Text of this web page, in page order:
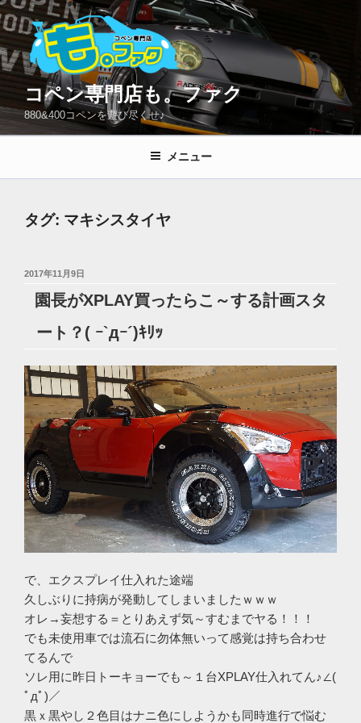
コ
ン
テ
ン
へ
ス
プ
コペン専門店も。ファク
880&400コペンを遊び尽くせ♪
メニュー
タグ: マキシスタイヤ
投
2017年11月9日
園長がXPLAY買ったらこ～する計画スタ
ート？( ｰ`дｰ´)ｷﾘｯ
で、エクスプレイ仕入れた途端
久しぶりに持病が発動してしまいましたｗｗｗ
オレ→妄想する＝とりあえず気～すむまでヤる！！！
でも未使用車では流石に勿体無いって感覚は持ち合わせ
てるんで
ソレ用に昨日トーキョーでも～１台XPLAY仕入れてん♪∠(
ﾟдﾟ)／
黒ｘ黒やし２色目はナニ色にしようかも同時進行で悩む